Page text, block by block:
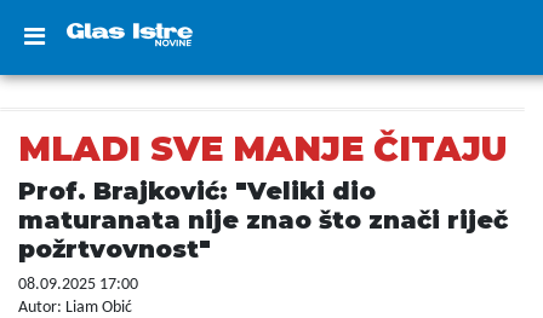
MLADI SVE MANJE ČITAJU
Prof. Brajković: "Veliki dio
maturanata nije znao što znači riječ
požrtvovnost"
08.09.2025 17:00
Autor: Liam Obić